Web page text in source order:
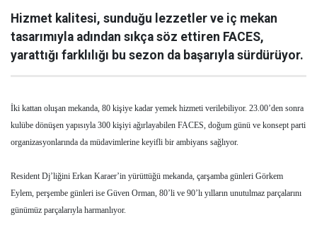
Hizmet kalitesi, sunduğu lezzetler ve iç mekan
tasarımıyla adından sıkça söz ettiren FACES,
yarattığı farklılığı bu sezon da başarıyla sürdürüyor.
İki kattan oluşan mekanda, 80 kişiye kadar yemek hizmeti verilebiliyor. 23.00’den sonra
kulübe dönüşen yapısıyla 300 kişiyi ağırlayabilen FACES, doğum günü ve konsept parti
organizasyonlarında da müdavimlerine keyifli bir ambiyans sağlıyor.
Resident Dj’liğini Erkan Karaer’in yürüttüğü mekanda, çarşamba günleri Görkem
Eylem, perşembe günleri ise Güven Orman, 80’li ve 90’lı yılların unutulmaz parçalarını
günümüz parçalarıyla harmanlıyor.